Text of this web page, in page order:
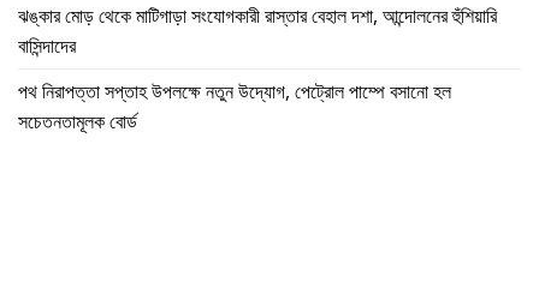
ঝঙ্কার মোড় থেকে মাটিগাড়া সংযোগকারী রাস্তার বেহাল দশা, আন্দোলনের হুঁশিয়ারি
বাসিন্দাদের
পথ নিরাপত্তা সপ্তাহ উপলক্ষে নতুন উদ্যোগ, পেট্রোল পাম্পে বসানো হল
সচেতনতামূলক বোর্ড